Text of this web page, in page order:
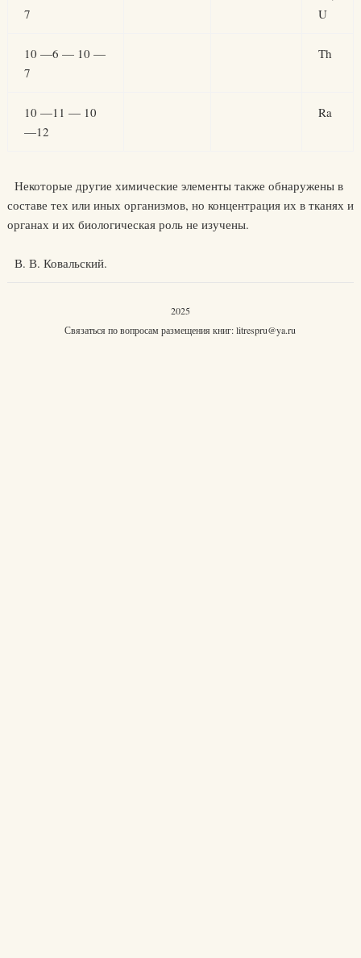
7
U
10 —6 — 10 —
7
Th
10 —11 — 10
—12
Ra
Некоторые другие химические элементы также обнаружены в
составе тех или иных организмов, но концентрация их в тканях и
органах и их биологическая роль не изучены.
В. В. Ковальский.
2025
Связаться по вопросам размещения книг:litrespru@ya.ru